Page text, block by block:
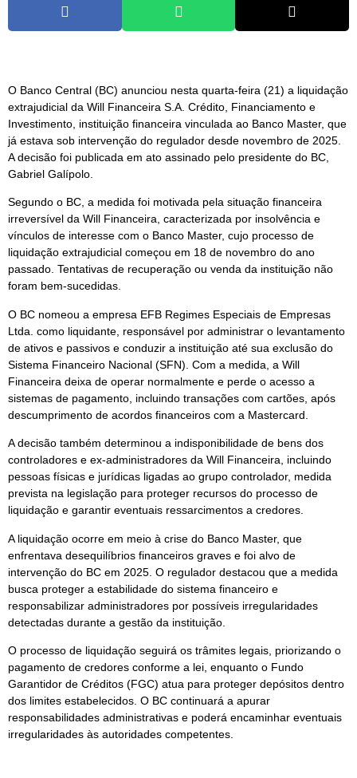
O Banco Central (BC) anunciou nesta quarta-feira (21) a liquidação
extrajudicial da Will Financeira S.A. Crédito, Financiamento e
Investimento, instituição financeira vinculada ao Banco Master, que
já estava sob intervenção do regulador desde novembro de 2025.
A decisão foi publicada em ato assinado pelo presidente do BC,
Gabriel Galípolo.
Segundo o BC, a medida foi motivada pela situação financeira
irreversível da Will Financeira, caracterizada por insolvência e
vínculos de interesse com o Banco Master, cujo processo de
liquidação extrajudicial começou em 18 de novembro do ano
passado. Tentativas de recuperação ou venda da instituição não
foram bem-sucedidas.
O BC nomeou a empresa EFB Regimes Especiais de Empresas
Ltda. como liquidante, responsável por administrar o levantamento
de ativos e passivos e conduzir a instituição até sua exclusão do
Sistema Financeiro Nacional (SFN). Com a medida, a Will
Financeira deixa de operar normalmente e perde o acesso a
sistemas de pagamento, incluindo transações com cartões, após
descumprimento de acordos financeiros com a Mastercard.
A decisão também determinou a indisponibilidade de bens dos
controladores e ex-administradores da Will Financeira, incluindo
pessoas físicas e jurídicas ligadas ao grupo controlador, medida
prevista na legislação para proteger recursos do processo de
liquidação e garantir eventuais ressarcimentos a credores.
A liquidação ocorre em meio à crise do Banco Master, que
enfrentava desequilíbrios financeiros graves e foi alvo de
intervenção do BC em 2025. O regulador destacou que a medida
busca proteger a estabilidade do sistema financeiro e
responsabilizar administradores por possíveis irregularidades
detectadas durante a gestão da instituição.
O processo de liquidação seguirá os trâmites legais, priorizando o
pagamento de credores conforme a lei, enquanto o Fundo
Garantidor de Créditos (FGC) atua para proteger depósitos dentro
dos limites estabelecidos. O BC continuará a apurar
responsabilidades administrativas e poderá encaminhar eventuais
irregularidades às autoridades competentes.